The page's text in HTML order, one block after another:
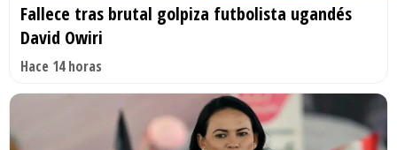
Fallece tras brutal golpiza futbolista ugandés
David Owiri
Hace 14 horas